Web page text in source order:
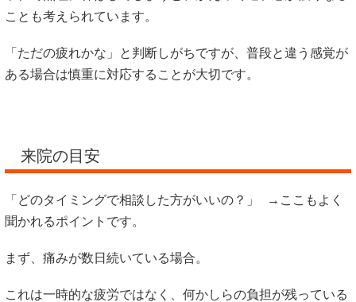
ことも考えられています。
「ただの疲れかな」と判断しがちですが、普段と違う感覚が
ある場合は慎重に対応することが大切です。
来院の目安
「どのタイミングで相談した方がいいの？」 →ここもよく
聞かれるポイントです。
まず、痛みが数日続いている場合。
これは一時的な疲労ではなく、何かしらの負担が残っている